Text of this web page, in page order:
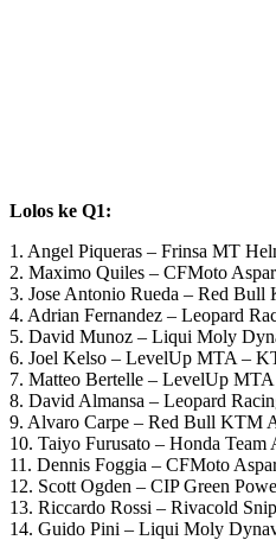
Lolos ke Q1:
1. Angel Piqueras – Frinsa MT
2. Maximo Quiles – CFMoto
3. Jose Antonio Rueda – Red
4. Adrian Fernandez – Leopard
5. David Munoz – Liqui Moly
6. Joel Kelso – LevelUp MTA –
7. Matteo Bertelle – LevelUp
8. David Almansa – Leopard
9. Alvaro Carpe – Red Bull KTM
10. Taiyo Furusato – Honda Team
11. Dennis Foggia – CFMoto
12. Scott Ogden – CIP Green
13. Riccardo Rossi – Rivacold
14. Guido Pini – Liqui Moly